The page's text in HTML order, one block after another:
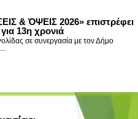
& ΌΨΕΙΣ 2026» επιστρέφει
13η χρονιά
σε συνεργασία με τον Δήμο